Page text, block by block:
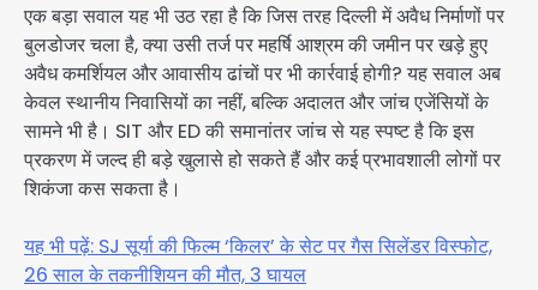
एक बड़ा सवाल यह भी उठ रहा है कि जिस तरह दिल्ली में अवैध निर्माणों पर
बुलडोजर चला है, क्या उसी तर्ज पर महर्षि आश्रम की जमीन पर खड़े हुए
अवैध कमर्शियल और आवासीय ढांचों पर भी कार्रवाई होगी? यह सवाल अब
केवल स्थानीय निवासियों का नहीं, बल्कि अदालत और जांच एजेंसियों के
सामने भी है। SIT और ED की समानांतर जांच से यह स्पष्ट है कि इस
प्रकरण में जल्द ही बड़े खुलासे हो सकते हैं और कई प्रभावशाली लोगों पर
शिकंजा कस सकता है।
यह भी पढ़ें: SJ सूर्या की फिल्म ‘किलर’ के सेट पर गैस सिलेंडर विस्फोट,
26 साल के तकनीशियन की मौत, 3 घायल